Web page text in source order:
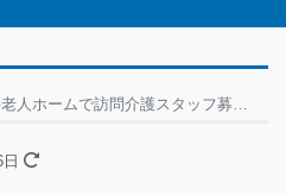
ホームで訪問介護スタッフ募集！